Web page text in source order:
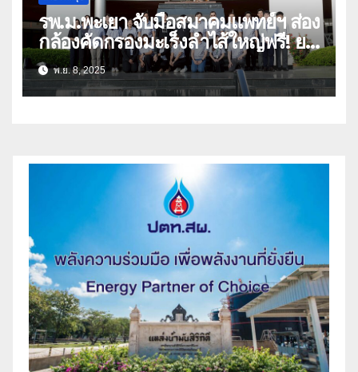
รพ.ม.พะเยา จับมือสมาคมแพทย์ฯ ส่อง
กล้องคัดกรองมะเร็งลำไส้ใหญ่ฟรี! ยก
ระดับสุขภาพคนพะเยา
พ.ย. 8, 2025